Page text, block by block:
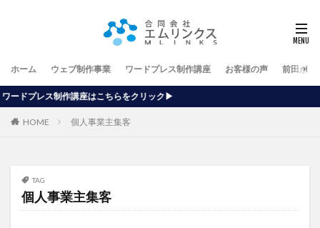
ホーム ウェブ制作事業 ワードプレス制作講座 お客様の声 前田が行
こちらをクリック▶
HOME 個人事業主集客
TAG
個人事業主集客